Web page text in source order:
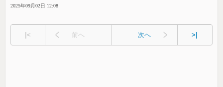
2025年09月02日 12:08
|< 前へ 次へ >|